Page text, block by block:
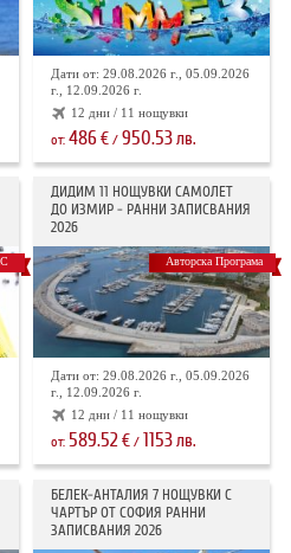
Дати от: 29.08.2026 г., 05.09.2026
г., 12.09.2026 г.
12 дни / 11 нощувки
от:486€ /950.53лв.
ДИДИМ 11 НОЩУВКИ САМОЛЕТ
ДО ИЗМИР - РАННИ ЗАПИСВАНИЯ
2026
Авторска Програма
Дати от: 29.08.2026 г., 05.09.2026
г., 12.09.2026 г.
12 дни / 11 нощувки
от:589.52€ / 1153лв.
БЕЛЕК-АНТАЛИЯ 7 НОЩУВКИ С
ЧАРТЪР ОТ СОФИЯ РАННИ
ЗАПИСВАНИЯ 2026